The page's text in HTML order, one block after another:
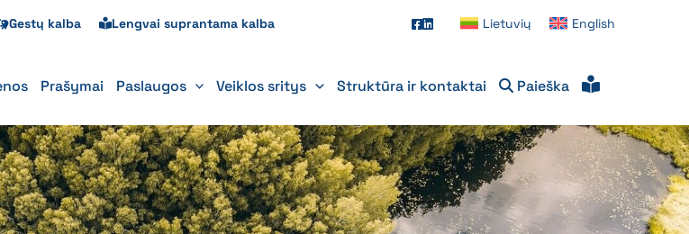
Gestų kalba Lengvai suprantama kalba Lietuvių English
Prašymai Paslaugos Veiklos sritys Struktūra ir kontaktai Paieška